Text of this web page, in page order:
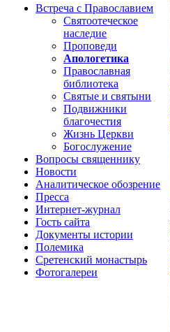
Встреча с Православием
Святоотеческое
наследие
Проповеди
Апологетика
Православная
библиотека
Святые и святыни
Подвижники
благочестия
Жизнь Церкви
Богослужение
Вопросы священнику
Новости
Аналитическое обозрение
Пресса
Интернет-журнал
Гость сайта
Документы истории
Полемика
Сретенский монастырь
Фотогалереи